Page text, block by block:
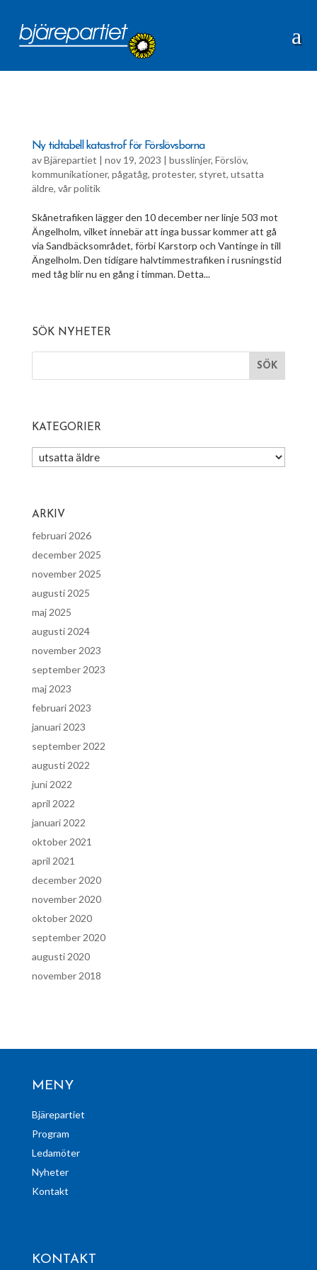
Ny tidtabell katastrof för Förslövsborna
avBjärepartiet | nov 19, 2023 | busslinjer, Förslöv,
kommunikationer, pågatåg, protester, styret, utsatta
äldre, vår politik
Skånetrafiken lägger den 10 december ner linje 503 mot
Ängelholm, vilket innebär att inga bussar kommer att gå
via Sandbäcksområdet, förbi Karstorp och Vantinge in till
Ängelholm. Den tidigare halvtimmestrafiken i rusningstid
med tåg blir nu en gång i timman. Detta...
SÖK NYHETER
KATEGORIER
Kategorier
ARKIV
februari 2026
december 2025
november 2025
augusti 2025
maj 2025
augusti 2024
november 2023
september 2023
maj 2023
februari 2023
januari 2023
september 2022
augusti 2022
juni 2022
april 2022
januari 2022
oktober 2021
april 2021
december 2020
november 2020
oktober 2020
september 2020
augusti 2020
november 2018
MENY
Bjärepartiet
Program
Ledamöter
Nyheter
Kontakt
KONTAKT